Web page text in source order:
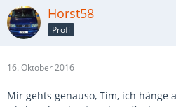
Horst58
Profi
16. Oktober 2016
Mir gehts genauso, Tim, ich hänge